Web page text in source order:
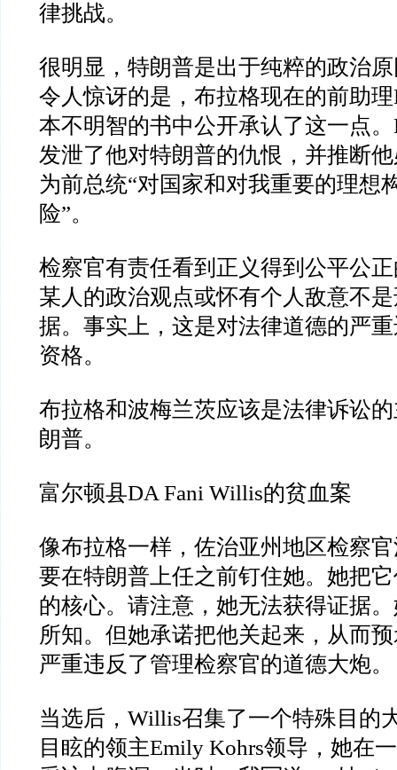
律挑战。
很明显，特朗普是出于纯粹的政治
令人惊讶的是，布拉格现在的前助理
本不明智的书中公开承认了这一点。
发泄了他对特朗普的仇恨，并推断
为前总统“对国家和对我重要的理想
险”。
检察官有责任看到正义得到公平公
某人的政治观点或怀有个人敌意不
据。事实上，这是对法律道德的严
资格。
布拉格和波梅兰茨应该是法律诉讼
朗普。
富尔顿县DA Fani Willis的贫血案
像布拉格一样，佐治亚州地区检察
要在特朗普上任之前钉住她。她把
的核心。请注意，她无法获得证据
所知。但她承诺把他关起来，从而
严重违反了管理检察官的道德大炮。
当选后， Willis召集了一个特殊目的
目眩的领主Emily Kohrs领导，她在